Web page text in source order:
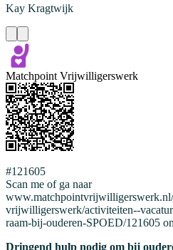
Kay Kragtwijk
Matchpoint Vrijwilligerswerk
#121605
Scan me of ga naar
vrijwilligerswerk/activiteiten--
raam-bij-ouderen-SPOED/121605
Dringend hulp nodig om bij